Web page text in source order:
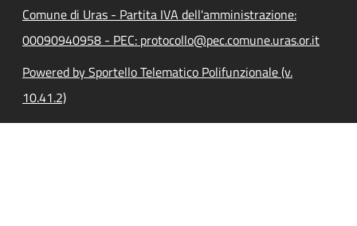
Comune di Uras - Partita IVA dell'amministrazione:
00090940958 - PEC: protocollo@pec.comune.uras.or.it
Powered by Sportello Telematico Polifunzionale (v.
10.41.2)